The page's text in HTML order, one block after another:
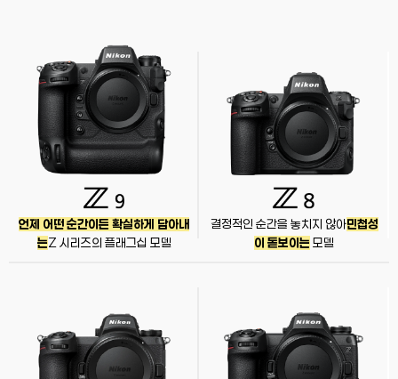
언제 어떤 순간이든 확실하게 담아내
는Z 시리즈의 플래그십 모델
결정적인 순간을 놓치지 않아민첩성
이 돋보이는 모델